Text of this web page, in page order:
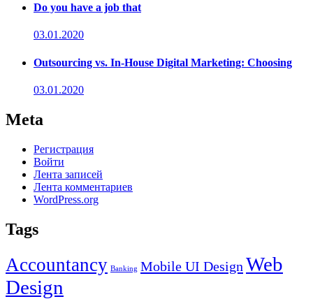
Do you have a job that
03.01.2020
Outsourcing vs. In-House Digital Marketing: Choosing
03.01.2020
Meta
Регистрация
Войти
Лента записей
Лента комментариев
WordPress.org
Tags
Accountancy Banking Mobile UI Design Web
Design